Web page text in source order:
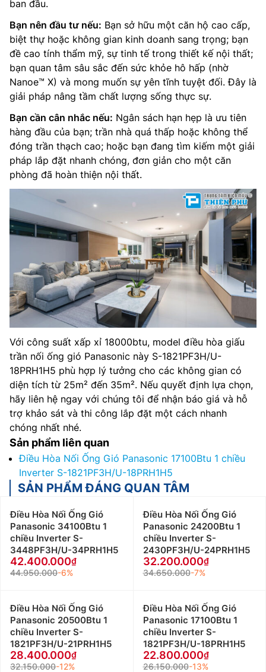
ban đầu.
Bạn nên đầu tư nếu: Bạn sở hữu một căn hộ cao cấp,
biệt thự hoặc không gian kinh doanh sang trọng; bạn
đề cao tính thẩm mỹ, sự tinh tế trong thiết kế nội thất;
bạn quan tâm sâu sắc đến sức khỏe hô hấp (nhờ
Nanoe™ X) và mong muốn sự yên tĩnh tuyệt đối. Đây là
giải pháp nâng tầm chất lượng sống thực sự.
Bạn cần cân nhắc nếu: Ngân sách hạn hẹp là ưu tiên
hàng đầu của bạn; trần nhà quá thấp hoặc không thể
đóng trần thạch cao; hoặc bạn đang tìm kiếm một giải
pháp lắp đặt nhanh chóng, đơn giản cho một căn
phòng đã hoàn thiện nội thất.
Với công suất xấp xỉ 18000btu, model điều hòa giấu
trần nối ống gió Panasonic này S-1821PF3H/U-
18PRH1H5 phù hợp lý tưởng cho các không gian có
diện tích từ 25m² đến 35m². Nếu quyết định lựa chọn,
hãy liên hệ ngay với chúng tôi để nhận báo giá và hỗ
trợ khảo sát và thi công lắp đặt một cách nhanh
chóng nhất nhé.
Sản phẩm liên quan
Điều Hòa Nối Ống Gió Panasonic 17100Btu 1 chiều
Inverter S-1821PF3H/U-18PRH1H5
SẢN PHẨM ĐÁNG QUAN TÂM
Điều Hòa Nối Ống Gió
Panasonic 34100Btu 1
chiều Inverter S-
3448PF3H/U-34PRH1H5
42.400.000
44.950.000-6%
Điều Hòa Nối Ống Gió
Panasonic 24200Btu 1
chiều Inverter S-
2430PF3H/U-24PRH1H5
32.200.000
34.650.000-7%
Điều Hòa Nối Ống Gió
Panasonic 20500Btu 1
chiều Inverter S-
1821PF3H/U-21PRH1H5
28.400.000
32.150.000-12%
Điều Hòa Nối Ống Gió
Panasonic 17100Btu 1
chiều Inverter S-
1821PF3H/U-18PRH1H5
22.800.000
26.150.000-13%